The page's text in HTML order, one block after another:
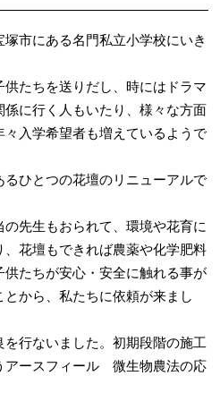
市にある名門私立小学校にいき
たちを送りだし、時にはドラマ
に行く人もいたり、様々な方面
入学希望者も増えているようで
ひとつの花壇のリニューアルで
先生もおられて、環境や花育に
、花壇もできれば農薬や化学肥料
供たちが安心・安全に触れる事が
から、私たちに依頼が来まし
行ないました。初期段階の施工
アースフィール 微生物農法の応